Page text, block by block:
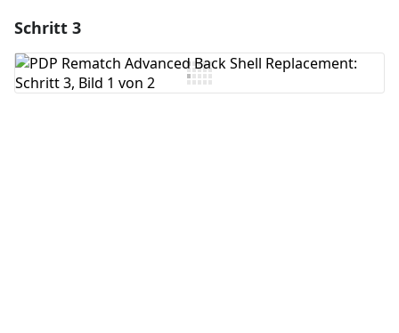
Schritt 3